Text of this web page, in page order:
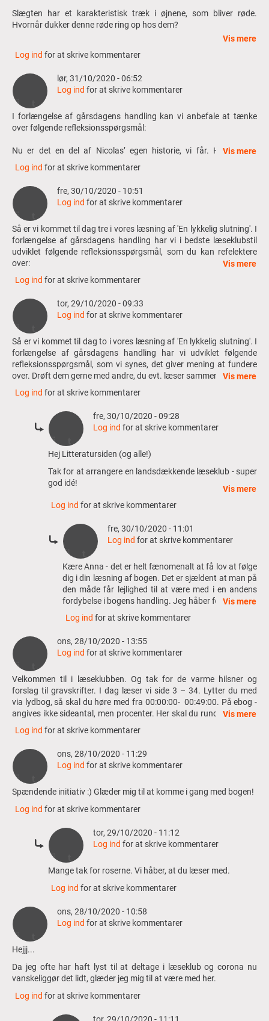
efterprøvet)
Slægten har et karakteristisk træk i øjnene, som bliver røde.
Hvornår dukker denne røde ring op hos dem?
særegen tilgang til faget og ritualerne. Christian 3’s er en
Vis mere
Log ind for at skrive kommentarer
lør, 31/10/2020 - 06:52
Log ind for at skrive kommentarer
I forlængelse af gårsdagens handling kan vi anbefale at tænke
over følgende refleksionsspørgsmål:
Nu er det en del af Nicolas’ egen historie, vi får. Hvordan er
Nicolas’ mor beskrevet?
Hvilke tanker og følelser dukker op hos jer, når i tænker på Nicolas
og hans opvækstvilkår? Sympati? Empati? Væmmelse?
Vis mere
Log ind for at skrive kommentarer
fre, 30/10/2020 - 10:51
Log ind for at skrive kommentarer
Så er vi kommet til dag tre i vores læsning af 'En lykkelig slutning'. I
forlængelse af gårsdagens handling har vi i bedste læseklubstil
udviklet følgende refleksionsspørgsmål, som du kan refelektere
over:
- Hvad tænker du om den overtro, vi får beskrevet? Kender du
andre, mere nutidige typer overtro i forbindelse med død og
begravelse?
- Hvad er dit indtryk af Femke? Hvilken type kvinde er hun?
- Vi støder for første gang på navnet Liliane, som dør under
koleraepidemien i 1853. Giver beskrivelsen af hendes væsen
dig indtrykket af en bestemt karaktertype?
Vis mere
Log ind for at skrive kommentarer
tor, 29/10/2020 - 09:33
Log ind for at skrive kommentarer
Så er vi kommet til dag to i vores læsning af 'En lykkelig slutning'. I
forlængelse af gårsdagens handling har vi udviklet følgende
refleksionsspørgsmål, som vi synes, det giver mening at fundere
over. Drøft dem gerne med andre, du evt. læser sammen med.
Fik du lyst til at smide bogen fra dig eller gav det lyst til at
læse videre? Hvad får os til at læse videre?
Vi hører også om Nicolas’ to børn, Liliane og Christian. De
er ikke helt normale. Hvad tænkte du, var Nicolas’ plan,
som det er beskrevet side 7 – 8?
Hvad tænker I om det øsamfund, Tikopia, som Christian
den 1. kommer til, og de principper som bærer det samfund?
Vis mere
Log ind for at skrive kommentarer
fre, 30/10/2020 - 09:28
Log ind for at skrive kommentarer
Som
til
Så
vi
kommet
til
dag
Anonym
(ikke
efterprøvet)
Hej Litteratursiden (og alle!)
Tak for at arrangere en landsdækkende læseklub - super
god idé!
Jeg lytter til bogen på vej på arbejde: Jeg satte den i
gang med at afspille, tændte bilen, kørte ud
ad parkeringskælderen og ud på vejen. Der var nok gået
et par minutter, da det gik op for mig, at jeg var gået glip
af noget essentielt. Måske da oplæseren (som forresten
er helt fantastisk - Thomas Jacob Clausen) læste:
"Selvfølgelig har jeg ledt efter forklaringer på, hvorfor
netop jeg skal pines med denne skamfulde tilbøjelighed".
Hvilken skamfuld tilbøjelighed?, tænkte jeg.
den første sætning som bekendt lyder: "Første gang kold
at kaste bogen fra mig - det kunne jeg jo af gode grunde
ikke. Men jeg blev da noget overrasket. Normalt lytter jeg
bilen, så jeg til tider kan lytte med kun et halvt øre.
Men da jeg spolede tilbage og lyttede til den første
sætning, gik det op for mig, at 'En lykkelig slutning' ikke
kan lyttes med et halvt øre. Der gik en gysen gennem
mig, da jeg hørte den første sætning igen - så var scenen
I slutningen af prologen hvor Nicolas fortæller om sin
plan, tænkte jeg, at han ville tage sine børn med til
Nicolas var en ond karakter af den grund - jeg tænkte, at
der måtte lægge noget bag. Så nu glæder jeg mig til at
Vis mere
Log ind for at skrive kommentarer
fre, 30/10/2020 - 11:01
Log ind for at skrive kommentarer
Som
svar
til
Hej
Litteratursiden
(og
af
Anonym
efterprøvet)
Kære Anna - det er helt fænomenalt at få lov at følge
dig i din læsning af bogen. Det er sjældent at man på
den måde får lejlighed til at være med i en andens
fordybelse i bogens handling. Jeg håber fortællingen
stadig har tag i dig og at du fortsat er med.
Vis mere
Log ind for at skrive kommentarer
ons, 28/10/2020 - 13:55
Log ind for at skrive kommentarer
Velkommen til i læseklubben. Og tak for de varme hilsner og
forslag til gravskrifter. I dag læser vi side 3 – 34. Lytter du med
via lydbog, så skal du høre med fra 00:00:00- 00:49:00. På ebog -
angives ikke sideantal, men procenter. Her skal du runde 8% - eller
læse forud.
I morgen kommer vi med et resumé af dagens handling og lidt
refleksionsspørgsmål. Og på fredag kan du for første gang stille
spørgsmål til maren (brug hashtagget #maren).
Vis mere
Log ind for at skrive kommentarer
ons, 28/10/2020 - 11:29
Log ind for at skrive kommentarer
Spændende initiativ :) Glæder mig til at komme i gang med bogen!
Log ind for at skrive kommentarer
tor, 29/10/2020 - 11:12
Log ind for at skrive kommentarer
Som
til
initiativ
Anonym
(ikke
efterprøvet)
Mange tak for roserne. Vi håber, at du læser med.
Log ind for at skrive kommentarer
ons, 28/10/2020 - 10:58
Log ind for at skrive kommentarer
Hejjj...
Da jeg ofte har haft lyst til at deltage i læseklub og corona nu
vanskeliggør det lidt, glæder jeg mig til at være med her.
Log ind for at skrive kommentarer